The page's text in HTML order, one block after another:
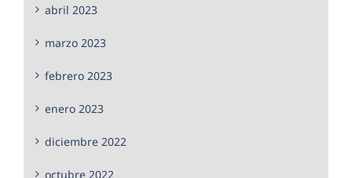
abril 2023
marzo 2023
febrero 2023
enero 2023
diciembre 2022
octubre 2022